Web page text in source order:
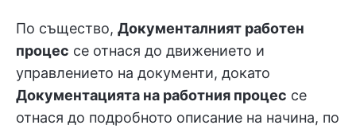
По същество, Документалният работен
процес се отнася до движението и
управлението на документи, докато
Документацията на работния процес се
отнася до подробното описание на начина, по